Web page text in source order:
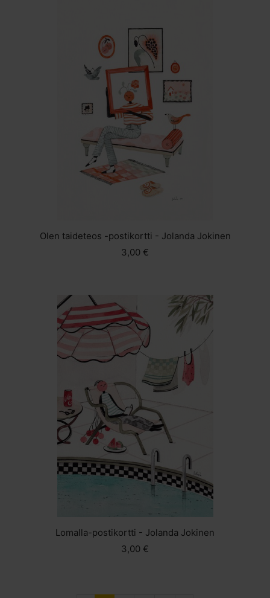
Olen taideteos -postikortti - Jolanda Jokinen
3,00 €
Lomalla-postikortti - Jolanda Jokinen
3,00 €